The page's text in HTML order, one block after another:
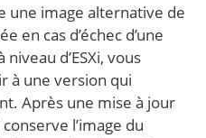
une image alternative de
en cas d’échec d’une
d’ESXi, vous
à une version qui
Après une mise à jour
l’image du